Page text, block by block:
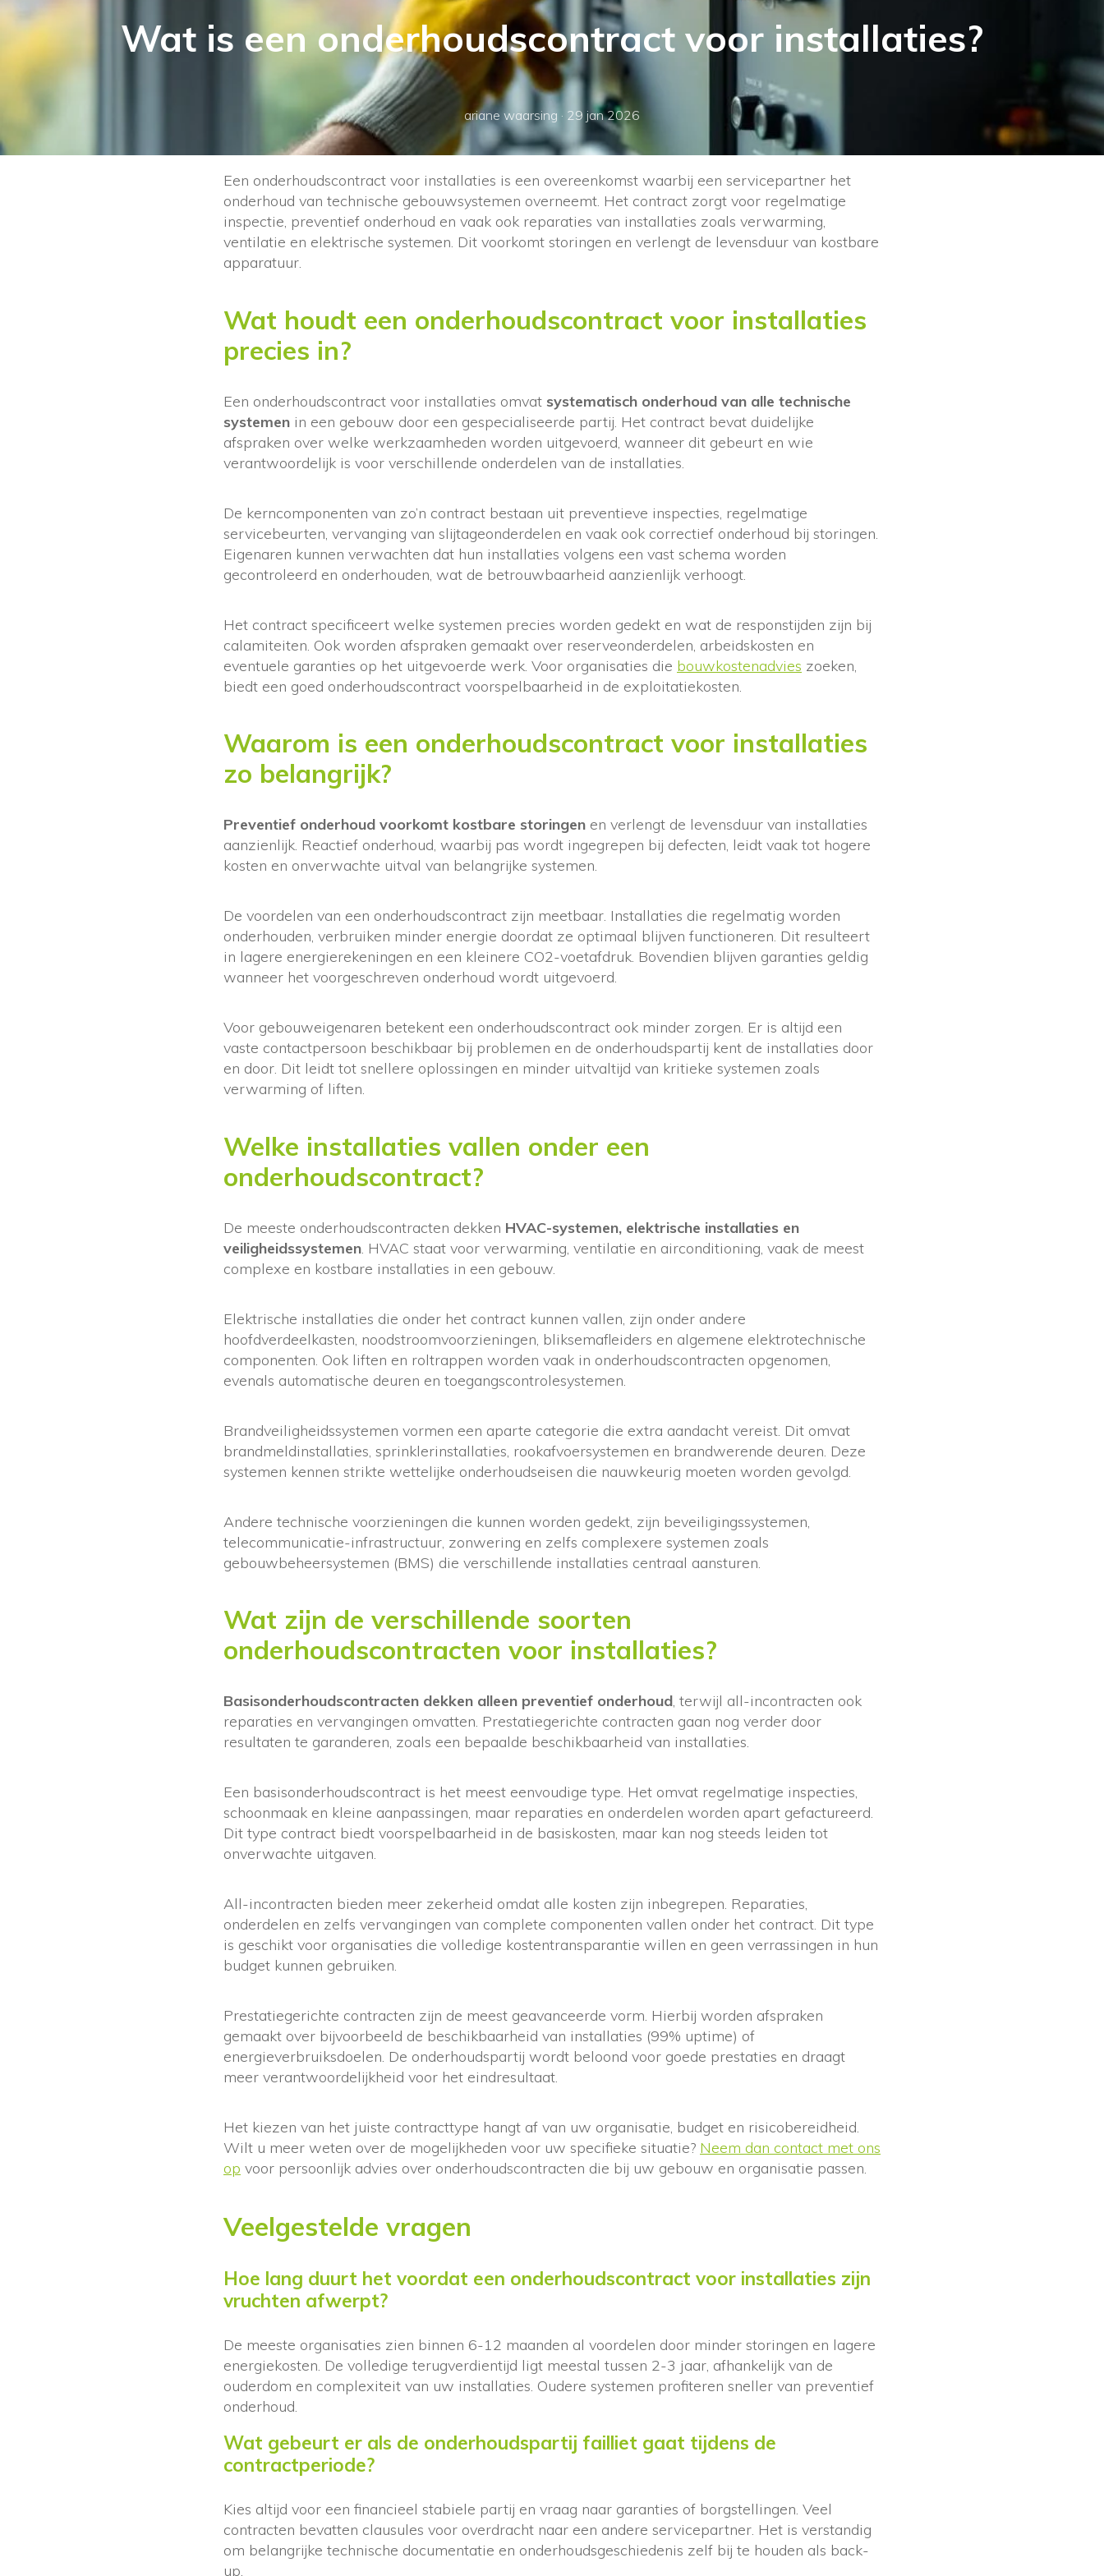
Wat is een onderhoudscontract voor installaties?
ariane waarsing · 29 jan 2026
Een onderhoudscontract voor installaties is een overeenkomst waarbij een servicepartner het
onderhoud van technische gebouwsystemen overneemt. Het contract zorgt voor regelmatige
inspectie, preventief onderhoud en vaak ook reparaties van installaties zoals verwarming,
ventilatie en elektrische systemen. Dit voorkomt storingen en verlengt de levensduur van kostbare
apparatuur.
Wat houdt een onderhoudscontract voor installaties
precies in?
Een onderhoudscontract voor installaties omvat systematisch onderhoud van alle technische
systemen in een gebouw door een gespecialiseerde partij. Het contract bevat duidelijke
afspraken over welke werkzaamheden worden uitgevoerd, wanneer dit gebeurt en wie
verantwoordelijk is voor verschillende onderdelen van de installaties.
De kerncomponenten van zo’n contract bestaan uit preventieve inspecties, regelmatige
servicebeurten, vervanging van slijtageonderdelen en vaak ook correctief onderhoud bij storingen.
Eigenaren kunnen verwachten dat hun installaties volgens een vast schema worden
gecontroleerd en onderhouden, wat de betrouwbaarheid aanzienlijk verhoogt.
Het contract specificeert welke systemen precies worden gedekt en wat de responstijden zijn bij
calamiteiten. Ook worden afspraken gemaakt over reserveonderdelen, arbeidskosten en
eventuele garanties op het uitgevoerde werk. Voor organisaties die bouwkostenadvies zoeken,
biedt een goed onderhoudscontract voorspelbaarheid in de exploitatiekosten.
Waarom is een onderhoudscontract voor installaties
zo belangrijk?
Preventief onderhoud voorkomt kostbare storingen en verlengt de levensduur van installaties
aanzienlijk. Reactief onderhoud, waarbij pas wordt ingegrepen bij defecten, leidt vaak tot hogere
kosten en onverwachte uitval van belangrijke systemen.
De voordelen van een onderhoudscontract zijn meetbaar. Installaties die regelmatig worden
onderhouden, verbruiken minder energie doordat ze optimaal blijven functioneren. Dit resulteert
in lagere energierekeningen en een kleinere CO2-voetafdruk. Bovendien blijven garanties geldig
wanneer het voorgeschreven onderhoud wordt uitgevoerd.
Voor gebouweigenaren betekent een onderhoudscontract ook minder zorgen. Er is altijd een
vaste contactpersoon beschikbaar bij problemen en de onderhoudspartij kent de installaties door
en door. Dit leidt tot snellere oplossingen en minder uitvaltijd van kritieke systemen zoals
verwarming of liften.
Welke installaties vallen onder een
onderhoudscontract?
De meeste onderhoudscontracten dekken HVAC-systemen, elektrische installaties en
veiligheidssystemen. HVAC staat voor verwarming, ventilatie en airconditioning, vaak de meest
complexe en kostbare installaties in een gebouw.
Elektrische installaties die onder het contract kunnen vallen, zijn onder andere
hoofdverdeelkasten, noodstroomvoorzieningen, bliksemafleiders en algemene elektrotechnische
componenten. Ook liften en roltrappen worden vaak in onderhoudscontracten opgenomen,
evenals automatische deuren en toegangscontrolesystemen.
Brandveiligheidssystemen vormen een aparte categorie die extra aandacht vereist. Dit omvat
brandmeldinstallaties, sprinklerinstallaties, rookafvoersystemen en brandwerende deuren. Deze
systemen kennen strikte wettelijke onderhoudseisen die nauwkeurig moeten worden gevolgd.
Andere technische voorzieningen die kunnen worden gedekt, zijn beveiligingssystemen,
telecommunicatie-infrastructuur, zonwering en zelfs complexere systemen zoals
gebouwbeheersystemen (BMS) die verschillende installaties centraal aansturen.
Wat zijn de verschillende soorten
onderhoudscontracten voor installaties?
Basisonderhoudscontracten dekken alleen preventief onderhoud, terwijl all-incontracten ook
reparaties en vervangingen omvatten. Prestatiegerichte contracten gaan nog verder door
resultaten te garanderen, zoals een bepaalde beschikbaarheid van installaties.
Een basisonderhoudscontract is het meest eenvoudige type. Het omvat regelmatige inspecties,
schoonmaak en kleine aanpassingen, maar reparaties en onderdelen worden apart gefactureerd.
Dit type contract biedt voorspelbaarheid in de basiskosten, maar kan nog steeds leiden tot
onverwachte uitgaven.
All-incontracten bieden meer zekerheid omdat alle kosten zijn inbegrepen. Reparaties,
onderdelen en zelfs vervangingen van complete componenten vallen onder het contract. Dit type
is geschikt voor organisaties die volledige kostentransparantie willen en geen verrassingen in hun
budget kunnen gebruiken.
Prestatiegerichte contracten zijn de meest geavanceerde vorm. Hierbij worden afspraken
gemaakt over bijvoorbeeld de beschikbaarheid van installaties (99% uptime) of
energieverbruiksdoelen. De onderhoudspartij wordt beloond voor goede prestaties en draagt
meer verantwoordelijkheid voor het eindresultaat.
Het kiezen van het juiste contracttype hangt af van uw organisatie, budget en risicobereidheid.
Wilt u meer weten over de mogelijkheden voor uw specifieke situatie? Neem dan contact met ons
op voor persoonlijk advies over onderhoudscontracten die bij uw gebouw en organisatie passen.
Veelgestelde vragen
Hoe lang duurt het voordat een onderhoudscontract voor installaties zijn
vruchten afwerpt?
De meeste organisaties zien binnen 6-12 maanden al voordelen door minder storingen en lagere
energiekosten. De volledige terugverdientijd ligt meestal tussen 2-3 jaar, afhankelijk van de
ouderdom en complexiteit van uw installaties. Oudere systemen profiteren sneller van preventief
onderhoud.
Wat gebeurt er als de onderhoudspartij failliet gaat tijdens de
contractperiode?
Kies altijd voor een financieel stabiele partij en vraag naar garanties of borgstellingen. Veel
contracten bevatten clausules voor overdracht naar een andere servicepartner. Het is verstandig
om belangrijke technische documentatie en onderhoudsgeschiedenis zelf bij te houden als back-
up.